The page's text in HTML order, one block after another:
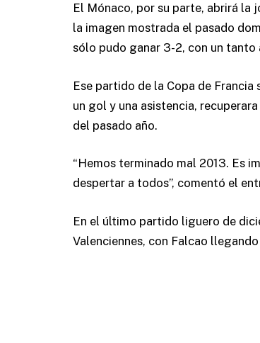
El Mónaco, por su parte, abrirá la
la imagen mostrada el pasado
sólo pudo ganar 3-2, con un tanto
Ese partido de la Copa de Francia
un gol y una asistencia,
del pasado año.
“Hemos terminado mal 2013. Es
despertar a todos”, comentó el
En el último partido liguero de
Valenciennes, con Falcao